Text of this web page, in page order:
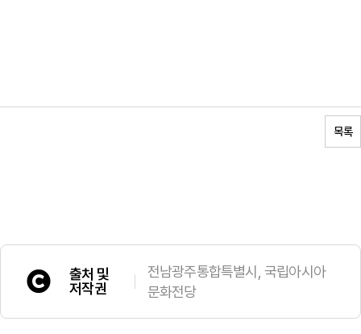
목록
출처 및
저작권
전남광주통합특별시, 국립아시아
문화전당